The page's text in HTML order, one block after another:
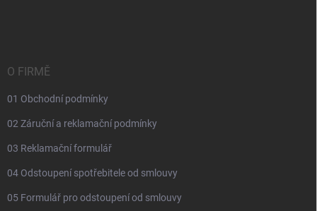
O FIRMĚ
01 Obchodní podmínky
02 Záruční a reklamační podmínky
03 Reklamační formulář
04 Odstoupení spotřebitele od smlouvy
05 Formulář pro odstoupení od smlouvy